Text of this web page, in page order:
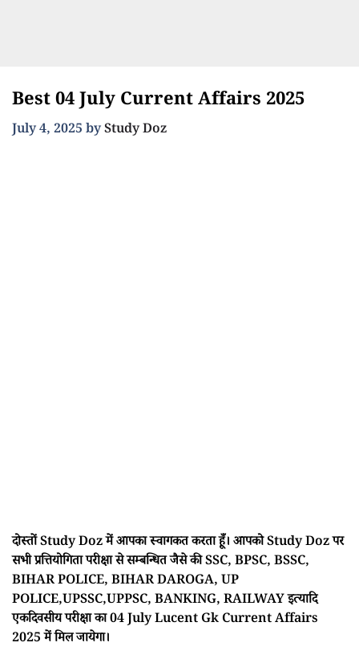
Best 04 July Current Affairs 2025
July 4, 2025 byStudy Doz
दोस्तों Study Doz में आपका स्वागकत करता हूँ। आपको Study Doz पर
सभी प्रत्तियोगिता परीक्षा से सम्बन्धित जैसे की SSC, BPSC, BSSC,
BIHAR POLICE, BIHAR DAROGA, UP
POLICE,UPSSC,UPPSC, BANKING, RAILWAY इत्यादि
एकदिवसीय परीक्षा का 04 July Lucent Gk Current Affairs
2025 में मिल जायेगा।